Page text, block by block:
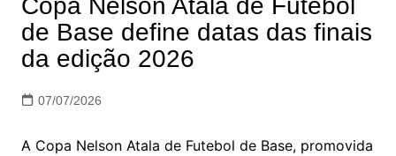
Copa Nelson Atala de Futebol
de Base define datas das finais
da edição 2026
07/07/2026
A Copa Nelson Atala de Futebol de Base, promovida